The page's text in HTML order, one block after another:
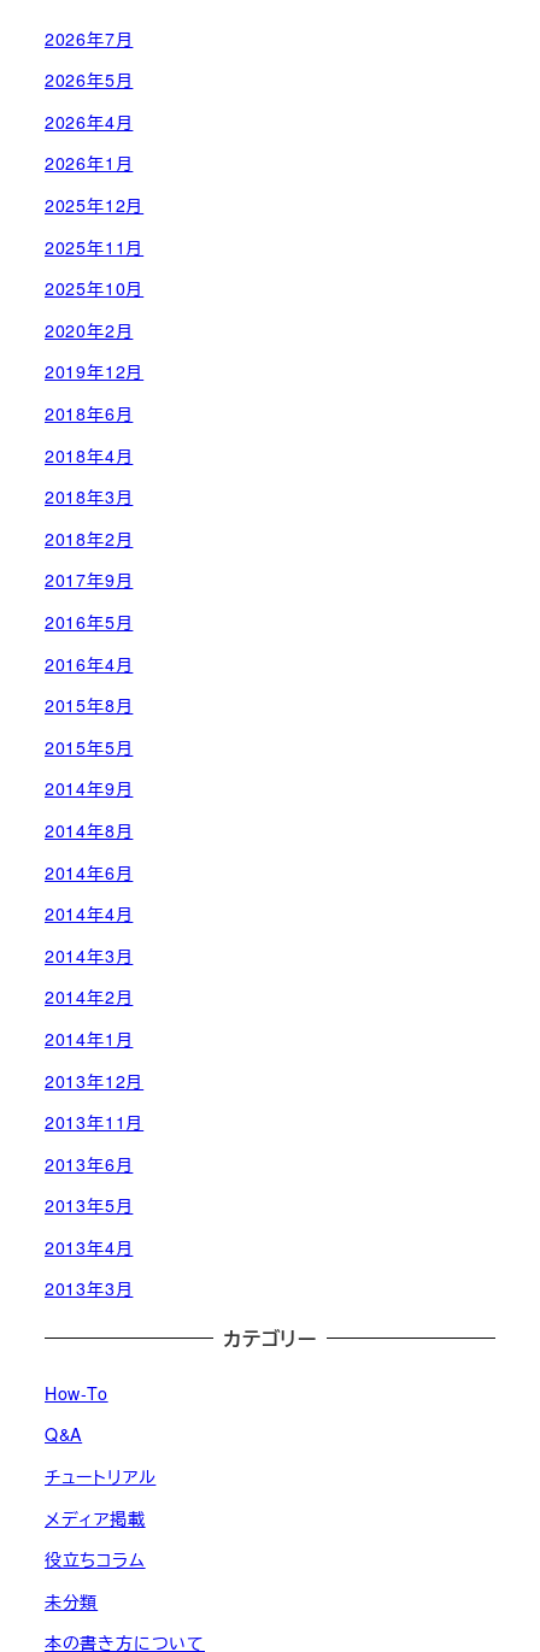
2026年7月
2026年5月
2026年4月
2026年1月
2025年12月
2025年11月
2025年10月
2020年2月
2019年12月
2018年6月
2018年4月
2018年3月
2018年2月
2017年9月
2016年5月
2016年4月
2015年8月
2015年5月
2014年9月
2014年8月
2014年6月
2014年4月
2014年3月
2014年2月
2014年1月
2013年12月
2013年11月
2013年6月
2013年5月
2013年4月
2013年3月
カテゴリー
How-To
Q&A
チュートリアル
メディア掲載
役立ちコラム
未分類
本の書き方について